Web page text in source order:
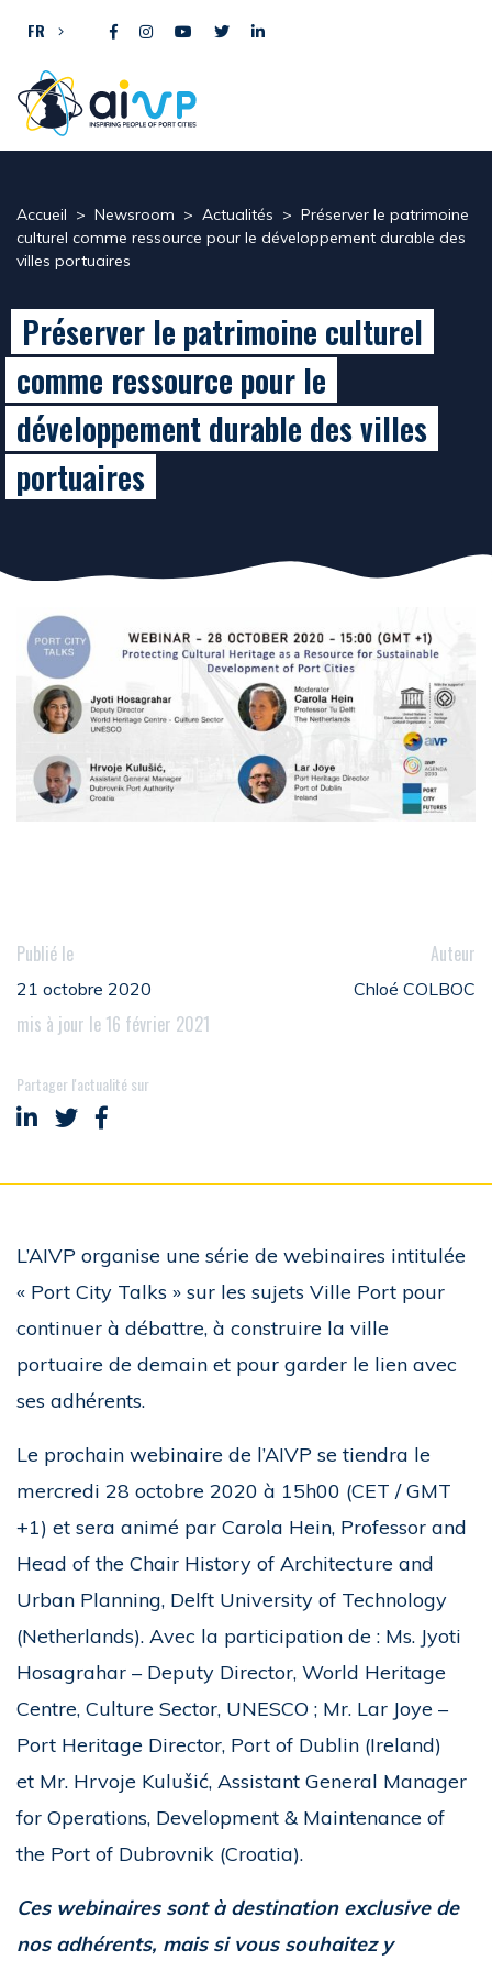
FR
Accueil > Newsroom > Actualités > Préserver le patrimoine
culturel comme ressource pour le développement durable des
villes portuaires
Préserver le patrimoine culturel
comme ressource pour le
développement durable des villes
portuaires
Publié le
21 octobre 2020
mis à jour le 16 février 2021
Auteur
Chloé COLBOC
Partager l'actualité sur
Partager sur LinkedIn
Partager sur Twitter
Partager sur Facebook
L’AIVP organise une série de webinaires intitulée
« Port City Talks » sur les sujets Ville Port pour
continuer à débattre, à construire la ville
portuaire de demain et pour garder le lien avec
ses adhérents.
Le prochain webinaire de l’AIVP se tiendra le
mercredi 28 octobre 2020 à 15h00 (CET / GMT
+1) et sera animé par Carola Hein, Professor and
Head of the Chair History of Architecture and
Urban Planning, Delft University of Technology
(Netherlands). Avec la participation de : Ms. Jyoti
Hosagrahar – Deputy Director, World Heritage
Centre, Culture Sector, UNESCO ; Mr. Lar Joye –
Port Heritage Director, Port of Dublin (Ireland)
et Mr. Hrvoje Kulušić, Assistant General Manager
for Operations, Development & Maintenance of
the Port of Dubrovnik (Croatia).
Ces webinaires sont à destination exclusive de
nos adhérents, mais si vous souhaitez y